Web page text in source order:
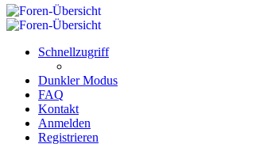
Schnellzugriff
Dunkler Modus
FAQ
Kontakt
Anmelden
Registrieren